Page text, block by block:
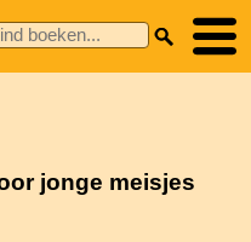
jonge meisjes